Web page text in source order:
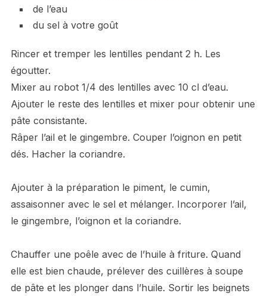
de l’eau
du sel à votre goût
Rincer et tremper les lentilles pendant 2 h. Les
égoutter.
Mixer au robot 1/4 des lentilles avec 10 cl d’eau.
Ajouter le reste des lentilles et mixer pour obtenir une
pâte consistante.
Râper l’ail et le gingembre. Couper l’oignon en petit
dés. Hacher la coriandre.
Ajouter à la préparation le piment, le cumin,
assaisonner avec le sel et mélanger. Incorporer l’ail,
le gingembre, l’oignon et la coriandre.
Chauffer une poêle avec de l’huile à friture. Quand
elle est bien chaude, prélever des cuillères à soupe
de pâte et les plonger dans l’huile. Sortir les beignets